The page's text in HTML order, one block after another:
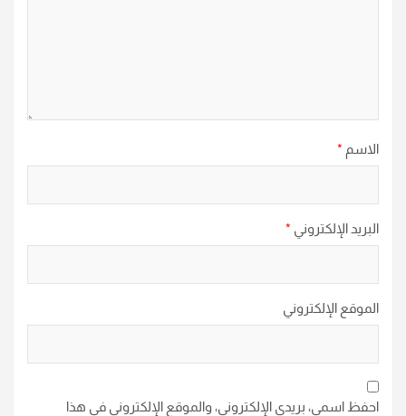
الاسم *
البريد الإلكتروني *
الموقع الإلكتروني
احفظ اسمي، بريدي الإلكتروني، والموقع الإلكتروني في هذا